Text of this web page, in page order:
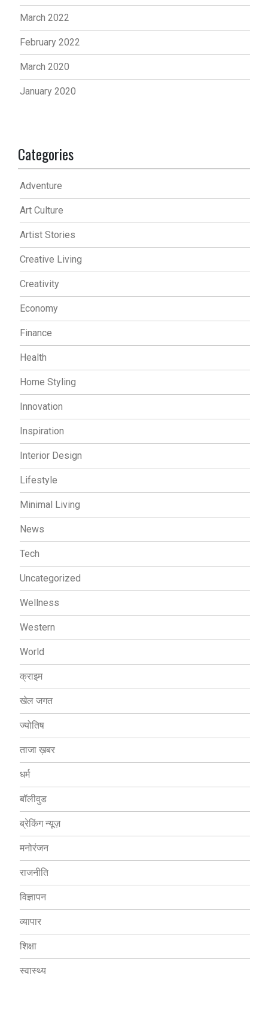
March 2022
February 2022
March 2020
January 2020
Categories
Adventure
Art Culture
Artist Stories
Creative Living
Creativity
Economy
Finance
Health
Home Styling
Innovation
Inspiration
Interior Design
Lifestyle
Minimal Living
News
Tech
Uncategorized
Wellness
Western
World
क्राइम
खेल जगत
ज्योतिष
ताजा ख़बर
धर्म
बॉलीवुड
ब्रेकिंग न्यूज़
मनोरंजन
राजनीति
विज्ञापन
व्यापार
शिक्षा
स्वास्थ्य